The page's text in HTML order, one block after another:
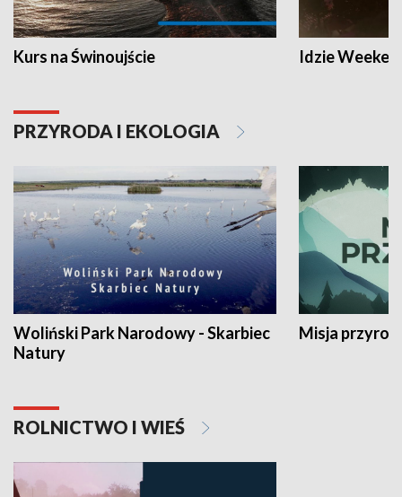
Kurs na Świnoujście Idzie
PRZYRODA I EKOLOGIA
Woliński Park Narodowy - Skarbiec
Natury
Misja
ROLNICTWO I WIEŚ